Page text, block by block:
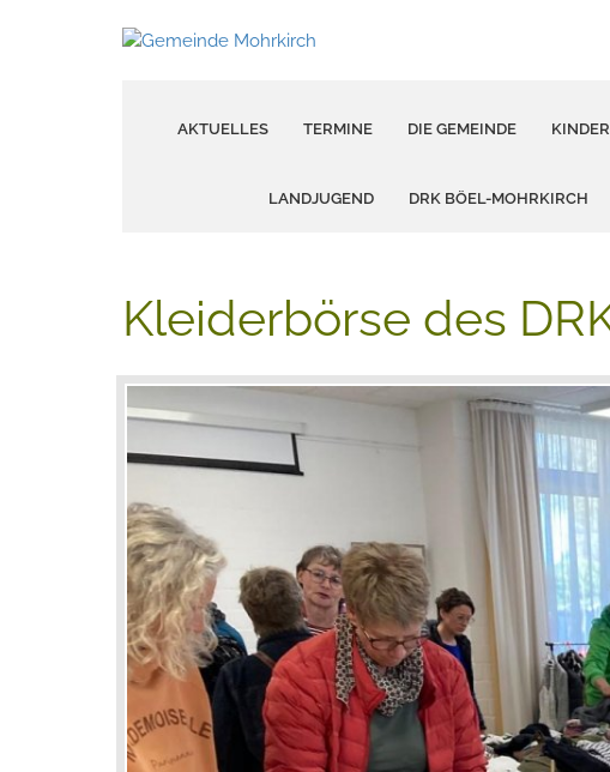
AKTUELLES TERMINE DIE GEMEINDE
LANDJUGEND DRK BÖEL-MOHRKIRCH
Kleiderbörse des